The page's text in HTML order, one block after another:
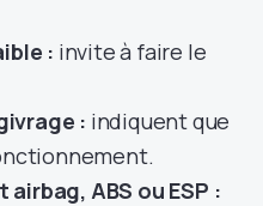
: invite à faire le
: indiquent que
ABS ou ESP :